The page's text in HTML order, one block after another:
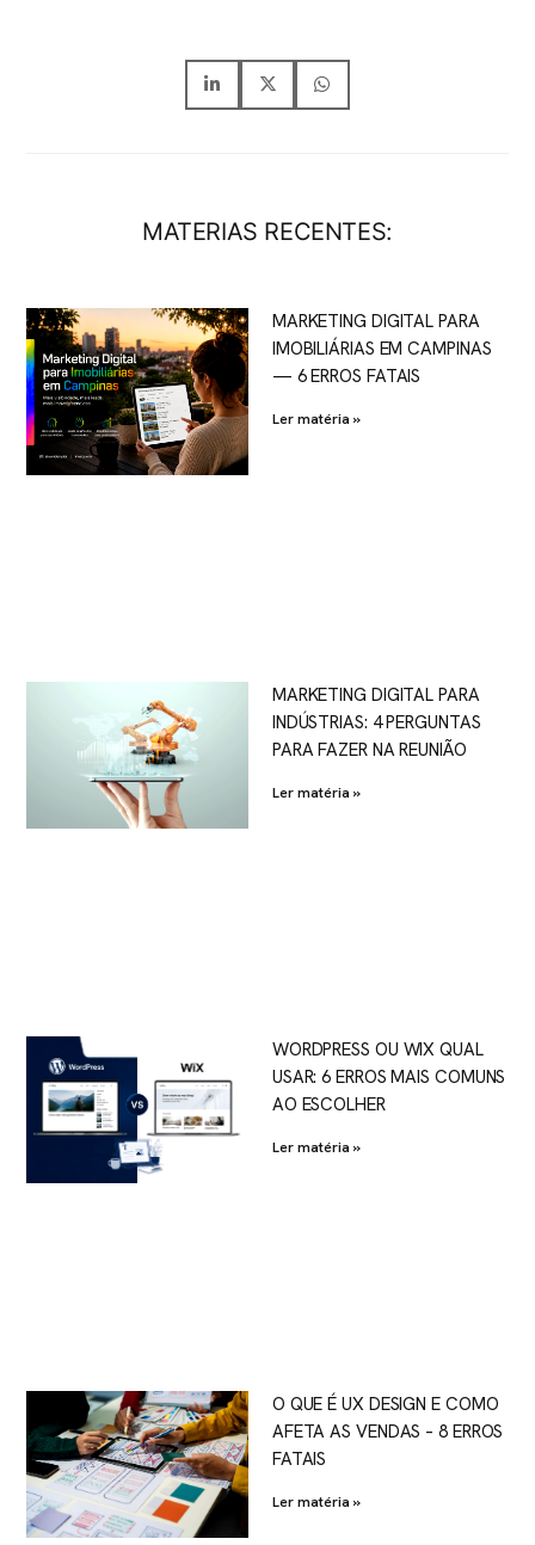
MATERIAS RECENTES:
MARKETING DIGITAL PARA
IMOBILIÁRIAS EM CAMPINAS
— 6 ERROS FATAIS
Ler matéria »
MARKETING DIGITAL PARA
INDÚSTRIAS: 4 PERGUNTAS
PARA FAZER NA REUNIÃO
Ler matéria »
WORDPRESS OU WIX QUAL
USAR: 6 ERROS MAIS COMUNS
AO ESCOLHER
Ler matéria »
O QUE É UX DESIGN E COMO
AFETA AS VENDAS – 8 ERROS
FATAIS
Ler matéria »